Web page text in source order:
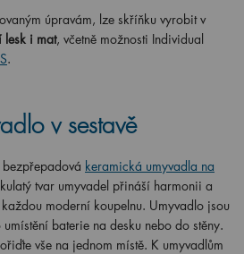
úpravám, lze skříňku vyrobit v
lesk i mat, včetně možnosti Individual
.
v sestavě
keramická umyvadla na
tvar umyvadel přináší harmonii a
moderní koupelnu. Umyvadlo jsou
baterie na desku nebo do stěny.
vše na jednom místě. K umyvadlům